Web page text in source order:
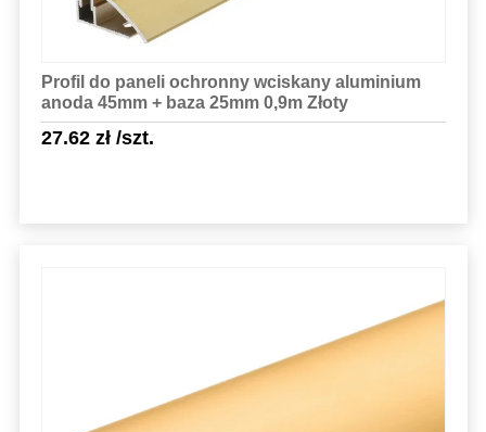
Profil do paneli ochronny wciskany aluminium
anoda 45mm + baza 25mm 0,9m Złoty
27.62 zł/szt.